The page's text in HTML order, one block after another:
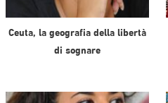
Ceuta, la geografia della libertà
di sognare